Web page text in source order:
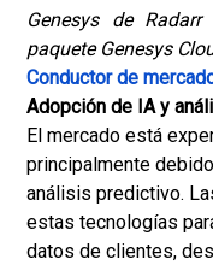
Genesys de
paquete Genesys
Conductor de
Adopción de IA y
El mercado está
principalmente
análisis predictivo.
estas tecnologías
datos de clientes,